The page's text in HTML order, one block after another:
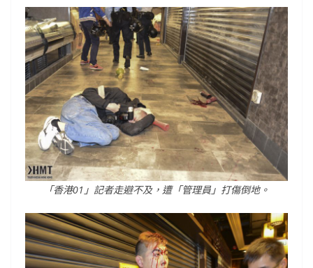
「香港01」記者走避不及，遭「管理員」打傷倒地。